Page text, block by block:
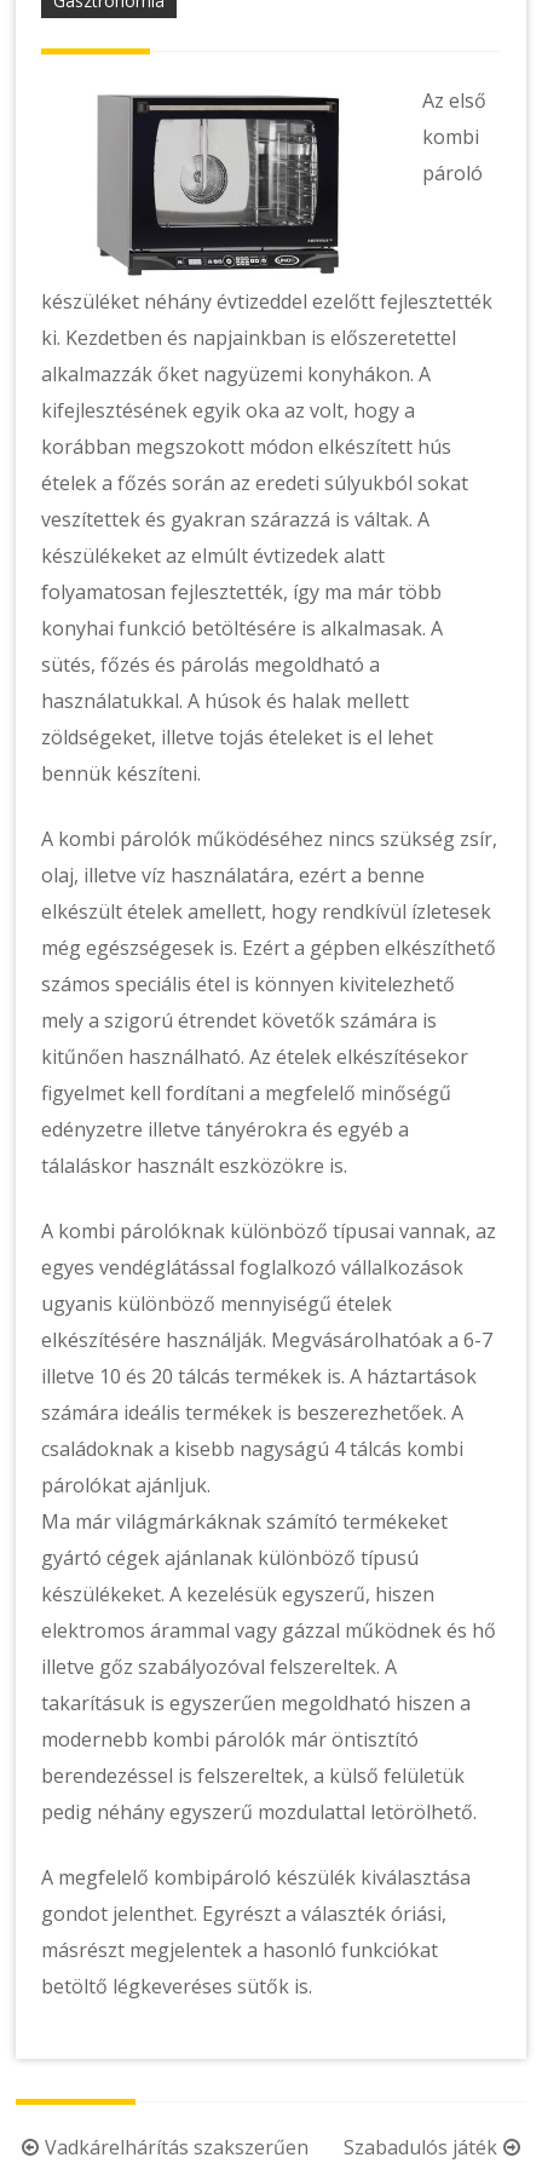
Az első
kombi
pároló
készüléket néhány évtizeddel ezelőtt fejlesztették
ki. Kezdetben és napjainkban is előszeretettel
alkalmazzák őket nagyüzemi konyhákon. A
kifejlesztésének egyik oka az volt, hogy a
korábban megszokott módon elkészített hús
ételek a főzés során az eredeti súlyukból sokat
veszítettek és gyakran szárazzá is váltak. A
készülékeket az elmúlt évtizedek alatt
folyamatosan fejlesztették, így ma már több
konyhai funkció betöltésére is alkalmasak. A
sütés, főzés és párolás megoldható a
használatukkal. A húsok és halak mellett
zöldségeket, illetve tojás ételeket is el lehet
bennük készíteni.
A kombi párolók működéséhez nincs szükség zsír,
olaj, illetve víz használatára, ezért a benne
elkészült ételek amellett, hogy rendkívül ízletesek
még egészségesek is. Ezért a gépben elkészíthető
számos speciális étel is könnyen kivitelezhető
mely a szigorú étrendet követők számára is
kitűnően használható. Az ételek elkészítésekor
figyelmet kell fordítani a megfelelő minőségű
edényzetre illetve tányérokra és egyéb a
tálaláskor használt eszközökre is.
A kombi párolóknak különböző típusai vannak, az
egyes vendéglátással foglalkozó vállalkozások
ugyanis különböző mennyiségű ételek
elkészítésére használják. Megvásárolhatóak a 6-7
illetve 10 és 20 tálcás termékek is. A háztartások
számára ideális termékek is beszerezhetőek. A
családoknak a kisebb nagyságú 4 tálcás kombi
párolókat ajánljuk.
Ma már világmárkáknak számító termékeket
gyártó cégek ajánlanak különböző típusú
készülékeket. A kezelésük egyszerű, hiszen
elektromos árammal vagy gázzal működnek és hő
illetve gőz szabályozóval felszereltek. A
takarításuk is egyszerűen megoldható hiszen a
modernebb kombi párolók már öntisztító
berendezéssel is felszereltek, a külső felületük
pedig néhány egyszerű mozdulattal letörölhető.
A megfelelő kombipároló készülék kiválasztása
gondot jelenthet. Egyrészt a választék óriási,
másrészt megjelentek a hasonló funkciókat
betöltő légkeveréses sütők is.
PostVadkárelhárítás szakszerűen Szabadulós játék